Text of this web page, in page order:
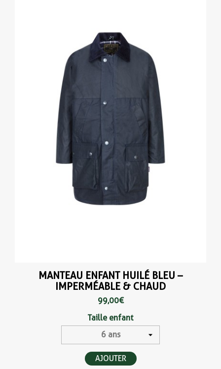
MANTEAU ENFANT HUILÉ BLEU –
IMPERMÉABLE & CHAUD
99,00 €
Taille enfant
AJOUTER